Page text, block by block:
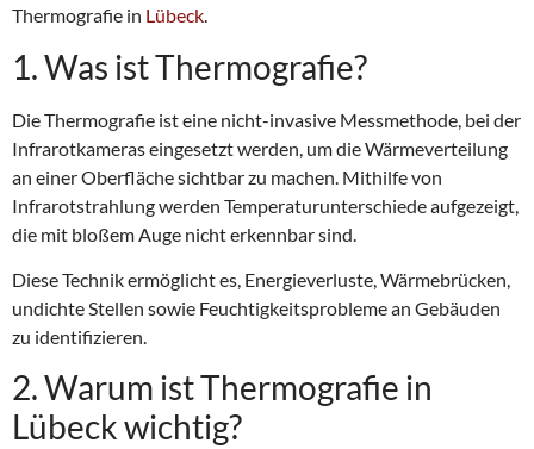
Thermografie in Lübeck.
1. Was ist Thermografie?
Die Thermografie ist eine nicht-invasive Messmethode, bei der
Infrarotkameras eingesetzt werden, um die Wärmeverteilung
an einer Oberfläche sichtbar zu machen. Mithilfe von
Infrarotstrahlung werden Temperaturunterschiede aufgezeigt,
die mit bloßem Auge nicht erkennbar sind.
Diese Technik ermöglicht es, Energieverluste, Wärmebrücken,
undichte Stellen sowie Feuchtigkeitsprobleme an Gebäuden
zu identifizieren.
2. Warum ist Thermografie in
Lübeck wichtig?